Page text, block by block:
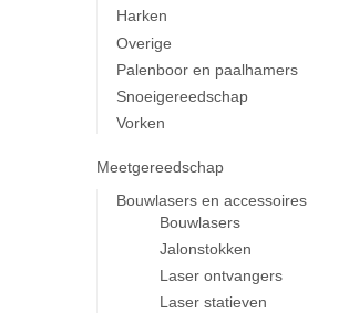
Harken
Overige
Palenboor en paalhamers
Snoeigereedschap
Vorken
Meetgereedschap
Bouwlasers en accessoires
Bouwlasers
Jalonstokken
Laser ontvangers
Laser statieven